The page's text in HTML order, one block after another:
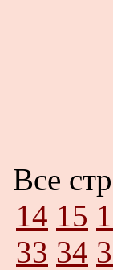
Все
14 15
33 34